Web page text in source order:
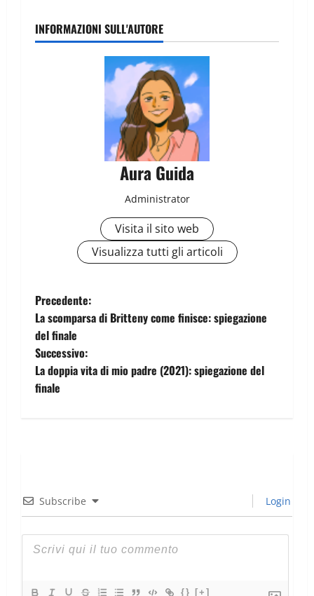
INFORMAZIONI SULL'AUTORE
Aura Guida
Administrator
Visita il sito web
Visualizza tutti gli articoli
Precedente:
La scomparsa di Britteny come finisce: spiegazione
del finale
Successivo:
La doppia vita di mio padre (2021): spiegazione del
finale
Subscribe Login
{} [+]